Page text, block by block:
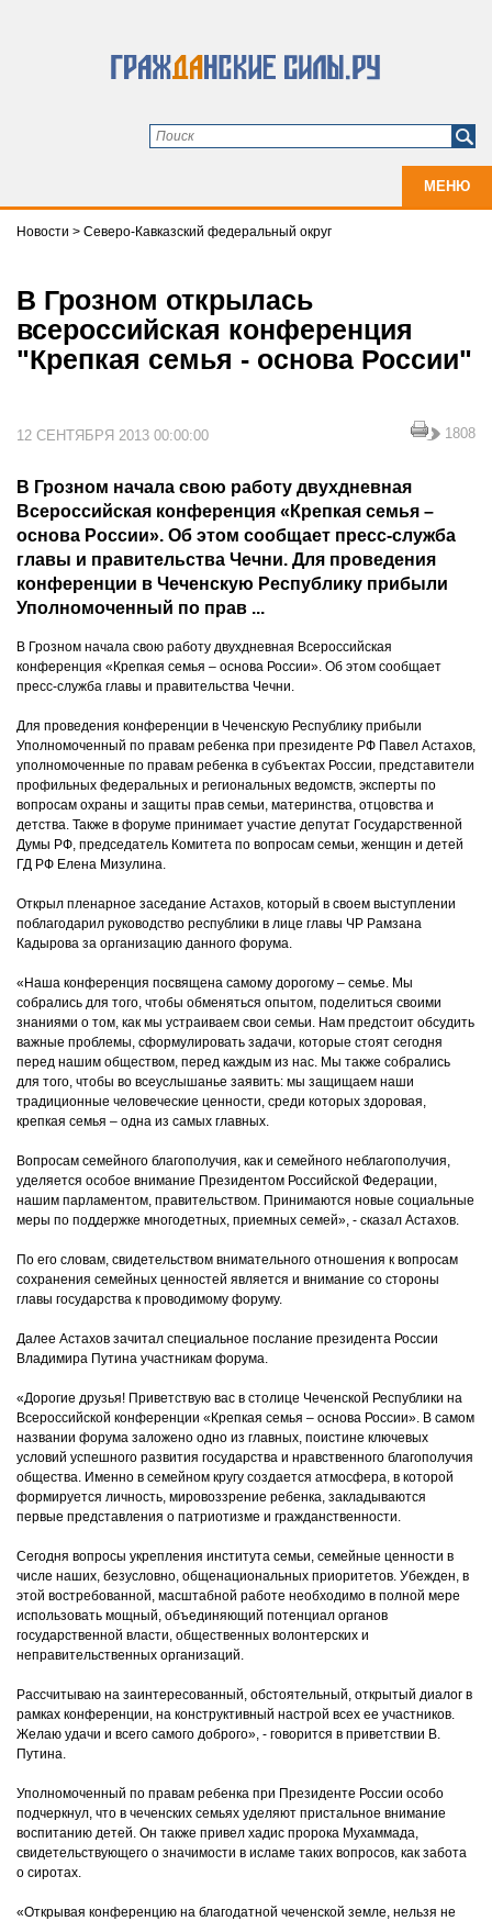
МЕНЮ
Новости > Северо-Кавказский федеральный округ
В Грозном открылась
всероссийская конференция
"Крепкая семья - основа России"
12 СЕНТЯБРЯ 2013 00:00:00 1808
В Грозном начала свою работу двухдневная
Всероссийская конференция «Крепкая семья –
основа России». Об этом сообщает пресс-служба
главы и правительства Чечни. Для проведения
конференции в Чеченскую Республику прибыли
Уполномоченный по прав ...
В Грозном начала свою работу двухдневная Всероссийская
конференция «Крепкая семья – основа России». Об этом сообщает
пресс-служба главы и правительства Чечни.
Для проведения конференции в Чеченскую Республику прибыли
Уполномоченный по правам ребенка при президенте РФ Павел Астахов,
уполномоченные по правам ребенка в субъектах России, представители
профильных федеральных и региональных ведомств, эксперты по
вопросам охраны и защиты прав семьи, материнства, отцовства и
детства. Также в форуме принимает участие депутат Государственной
Думы РФ, председатель Комитета по вопросам семьи, женщин и детей
ГД РФ Елена Мизулина.
Открыл пленарное заседание Астахов, который в своем выступлении
поблагодарил руководство республики в лице главы ЧР Рамзана
Кадырова за организацию данного форума.
«Наша конференция посвящена самому дорогому – семье. Мы
собрались для того, чтобы обменяться опытом, поделиться своими
знаниями о том, как мы устраиваем свои семьи. Нам предстоит обсудить
важные проблемы, сформулировать задачи, которые стоят сегодня
перед нашим обществом, перед каждым из нас. Мы также собрались
для того, чтобы во всеуслышанье заявить: мы защищаем наши
традиционные человеческие ценности, среди которых здоровая,
крепкая семья – одна из самых главных.
Вопросам семейного благополучия, как и семейного неблагополучия,
уделяется особое внимание Президентом Российской Федерации,
нашим парламентом, правительством. Принимаются новые социальные
меры по поддержке многодетных, приемных семей», - сказал Астахов.
По его словам, свидетельством внимательного отношения к вопросам
сохранения семейных ценностей является и внимание со стороны
главы государства к проводимому форуму.
Далее Астахов зачитал специальное послание президента России
Владимира Путина участникам форума.
«Дорогие друзья! Приветствую вас в столице Чеченской Республики на
Всероссийской конференции «Крепкая семья – основа России». В самом
названии форума заложено одно из главных, поистине ключевых
условий успешного развития государства и нравственного благополучия
общества. Именно в семейном кругу создается атмосфера, в которой
формируется личность, мировоззрение ребенка, закладываются
первые представления о патриотизме и гражданственности.
Сегодня вопросы укрепления института семьи, семейные ценности в
числе наших, безусловно, общенациональных приоритетов. Убежден, в
этой востребованной, масштабной работе необходимо в полной мере
использовать мощный, объединяющий потенциал органов
государственной власти, общественных волонтерских и
неправительственных организаций.
Рассчитываю на заинтересованный, обстоятельный, открытый диалог в
рамках конференции, на конструктивный настрой всех ее участников.
Желаю удачи и всего самого доброго», - говорится в приветствии В.
Путина.
Уполномоченный по правам ребенка при Президенте России особо
подчеркнул, что в чеченских семьях уделяют пристальное внимание
воспитанию детей. Он также привел хадис пророка Мухаммада,
свидетельствующего о значимости в исламе таких вопросов, как забота
о сиротах.
«Открывая конференцию на благодатной чеченской земле, нельзя не